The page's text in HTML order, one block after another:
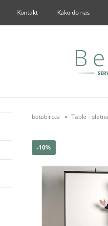
Kontakt Kako do nas
betabiro.si Table -
-10%